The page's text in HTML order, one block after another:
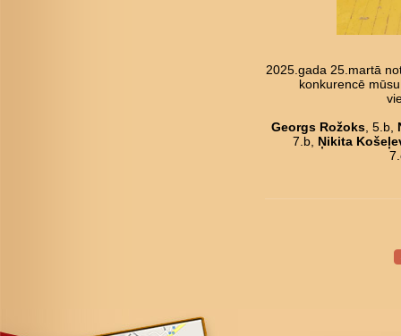
2025.gada 25.martā
konkurencē
Georgs Rožoks, 5.b,
7.b, Ņikita